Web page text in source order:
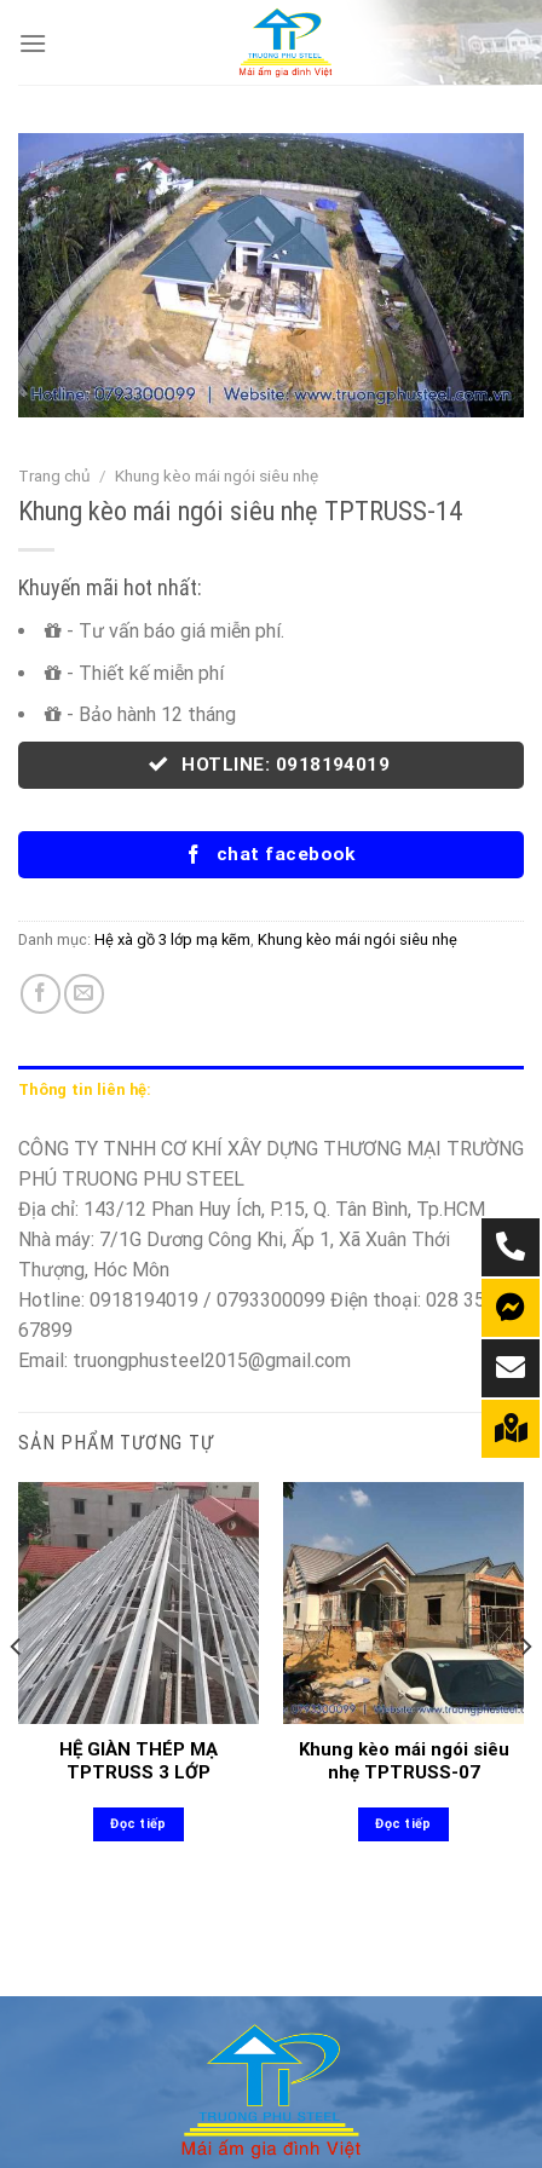
Trang chủ / Khung kèo mái ngói siêu nhẹ
Khung kèo mái ngói siêu nhẹ TPTRUSS-14
Khuyến mãi hot nhất:
- Tư vấn báo giá miễn phí.
- Thiết kế miễn phí
- Bảo hành 12 tháng
HOTLINE: 0918194019
chat facebook
Danh mục: Hệ xà gồ 3 lớp mạ kẽm, Khung kèo mái ngói siêu nhẹ
Thông tin liên hệ:
CÔNG TY TNHH CƠ KHÍ XÂY DỰNG THƯƠNG MẠI TRƯỜNG
PHÚ TRUONG PHU STEEL
Địa chỉ: 143/12 Phan Huy Ích, P.15, Q. Tân Bình, Tp.HCM
Nhà máy: 7/1G Dương Công Khi, Ấp 1, Xã Xuân Thới
Thượng, Hóc Môn
Hotline: 0918194019 / 0793300099 Điện thoại: 028 350
67899
Email: truongphusteel2015@gmail.com
SẢN PHẨM TƯƠNG TỰ
HỆ GIÀN THÉP MẠ
TPTRUSS 3 LỚP
Đọc tiếp
Khung kèo mái ngói siêu
nhẹ TPTRUSS-07
Đọc tiếp